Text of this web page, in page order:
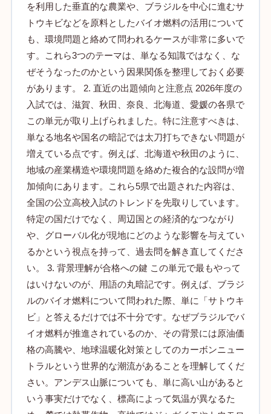
を利用した垂直的な農業や、ブラジルを中心に進むサ
トウキビなどを原料としたバイオ燃料の活用について
も、環境問題と絡めて問われるケースが非常に多いで
す。これら3つのテーマは、単なる知識ではなく、な
ぜそうなったのかという因果関係を整理しておく必要
があります。 2. 直近の出題傾向と注意点 2026年度の
入試では、滋賀、秋田、奈良、北海道、愛媛の各県で
この単元が取り上げられました。特に注意すべきは、
単なる地名や国名の暗記では太刀打ちできない問題が
増えている点です。例えば、北海道や秋田のように、
地域の産業構造や環境問題を絡めた複合的な設問が増
加傾向にあります。これら5県で出題された内容は、
全国の公立高校入試のトレンドを先取りしています。
特定の国だけでなく、周辺国との経済的なつながり
や、グローバル化が現地にどのような影響を与えてい
るかという視点を持って、過去問を解き直してくださ
い。 3. 背景理解が合格への鍵 この単元で最もやって
はいけないのが、用語の丸暗記です。例えば、ブラジ
ルのバイオ燃料について問われた際、単に「サトウキ
ビ」と答えるだけでは不十分です。なぜブラジルでバ
イオ燃料が推進されているのか、その背景には原油価
格の高騰や、地球温暖化対策としてのカーボンニュー
トラルという世界的な潮流があることを理解してくだ
さい。アンデス山脈についても、単に高い山があると
いう事実だけでなく、標高によって気温が異なるた